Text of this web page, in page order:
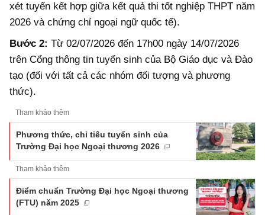
xét tuyển kết hợp giữa kết quả thi tốt nghiệp THPT năm
2026 và chứng chỉ ngoại ngữ quốc tế).
Bước 2: Từ 02/07/2026 đến 17h00 ngày 14/07/2026
trên Cổng thông tin tuyển sinh của Bộ Giáo dục và Đào
tạo (đối với tất cả các nhóm đối tượng và phương
thức).
Tham khảo thêm
Phương thức, chỉ tiêu tuyển sinh của
Trường Đại học Ngoại thương 2026
Tham khảo thêm
Điểm chuẩn Trường Đại học Ngoại thương
(FTU) năm 2025